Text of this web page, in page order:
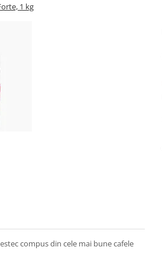
1 kg
compus din cele mai bune cafele